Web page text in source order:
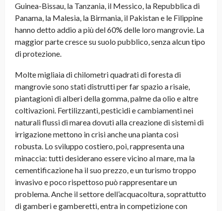
Guinea-Bissau, la Tanzania, il Messico, la Repubblica di
Panama, la Malesia, la Birmania, il Pakistan e le Filippine
hanno detto addio a più del 60% delle loro mangrovie. La
maggior parte cresce su suolo pubblico, senza alcun tipo
di protezione.
Molte migliaia di chilometri quadrati di foresta di
mangrovie sono stati distrutti per far spazio a risaie,
piantagioni di alberi della gomma, palme da olio e altre
coltivazioni. Fertilizzanti, pesticidi e cambiamenti nei
naturali flussi di marea dovuti alla creazione di sistemi di
irrigazione mettono in crisi anche una pianta così
robusta. Lo sviluppo costiero, poi, rappresenta una
minaccia: tutti desiderano essere vicino al mare, ma la
cementificazione ha il suo prezzo, e un turismo troppo
invasivo e poco rispettoso può rappresentare un
problema. Anche il settore dell’acquacoltura, soprattutto
di gamberi e gamberetti, entra in competizione con